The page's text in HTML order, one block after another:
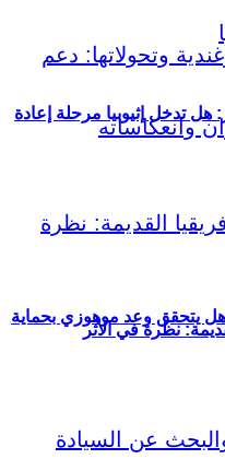
هل يتحقق وعد موهوزي بحماية
هل تدخل إثيوبيا مرحلة إعادة
نظرة في الأثر